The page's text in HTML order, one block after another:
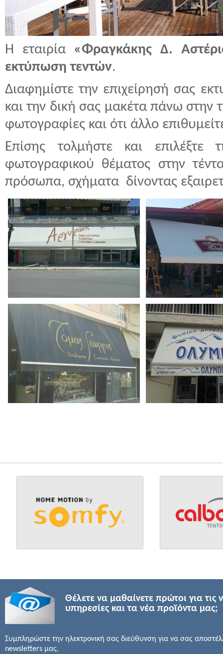
Η εταιρία «Φραγκάκης Δ.
εκτύπωση τεντών.
Διαφημίστε την επιχείρησή σας
και την δική σας μακέτα πάνω
φωτογραφίες και ότι άλλο
Επίσης τολμήστε και επιλέξτε
φωτογραφικού θέματος στην
πρόσωπα, σχήματα δίνοντας
Θέλετε να μαθαίνετε πρώτοι για τις
υπηρεσίες και τα νέα προϊόντα μας;
Συμπληρώστε την ηλεκτρονική σας διεύθυνση για να σας
newsletters μας.